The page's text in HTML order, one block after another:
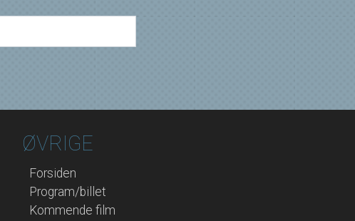
ØVRIGE
Forsiden
Program/billet
Kommende film